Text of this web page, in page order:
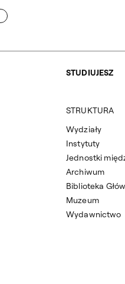
STUDIUJESZ
STRUKTURA
Wydziały
Instytuty
Archiwum
Biblioteka
Muzeum
Wydawnictwo